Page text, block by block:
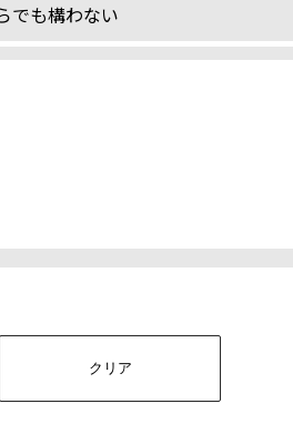
でも構わない